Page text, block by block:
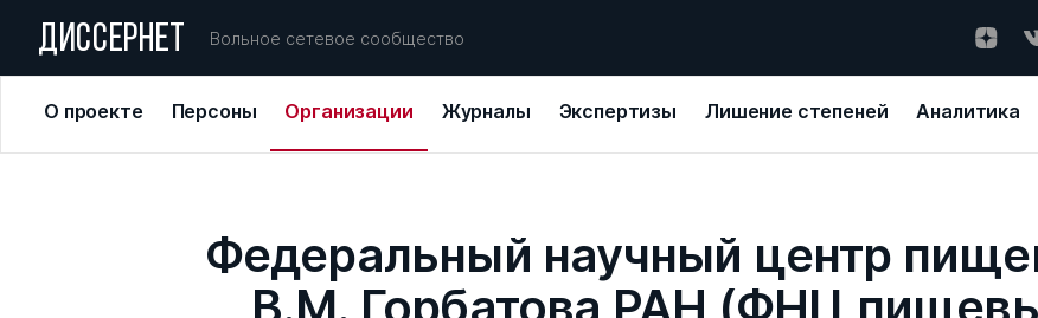
ДИССЕРНЕТ Вольное сетевое сообщество
О проекте Персоны Организации Журналы Экспертизы Лишение степеней Аналитика
Федеральный научный центр